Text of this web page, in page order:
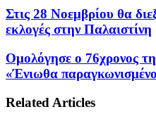
Στις 28 Νοεμβρίου θα
εκλογές στην Παλαιστίνη
Ομολόγησε ο 76χρονος
«Ένιωθα
Related Articles